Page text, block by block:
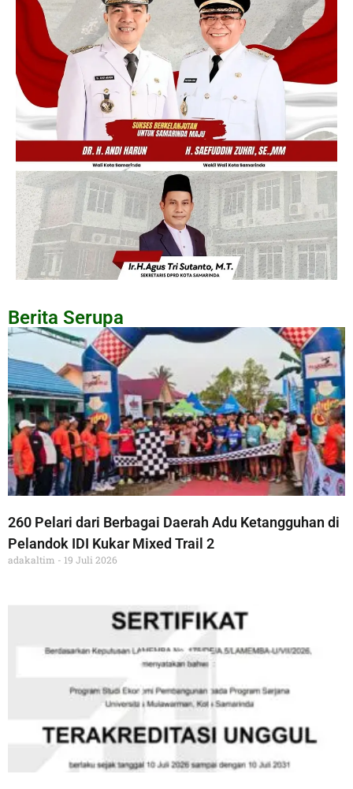
Berita Serupa
260 Pelari dari Berbagai Daerah Adu Ketangguhan di
Pelandok IDI Kukar Mixed Trail 2
adakaltim 19 Juli 2026